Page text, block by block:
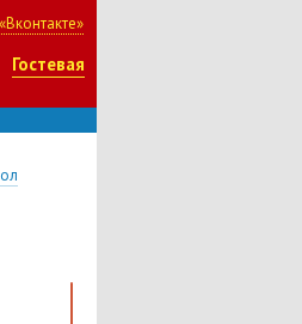
Гостевая